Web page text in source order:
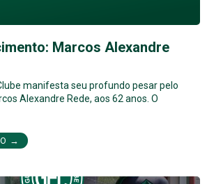
Marcos Alexandre
manifesta seu profundo pesar pelo
Alexandre Rede, aos 62 anos. O
→